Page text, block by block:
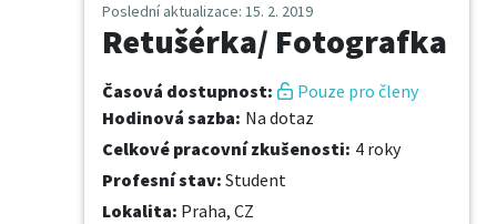
Poslední aktualizace: 15. 2. 2019
Retušérka/ Fotografka
Časová dostupnost:
Pouze pro členy
Hodinová sazba: Na dotaz
Celkové pracovní zkušenosti: 4 roky
Profesní stav: Student
Lokalita: Praha, CZ